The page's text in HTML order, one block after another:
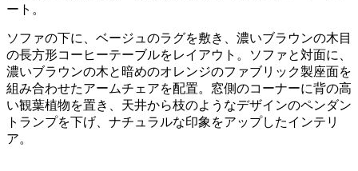
ート。
ソファの下に、ベージュのラグを敷き、濃いブラウンの木目
の長方形コーヒーテーブルをレイアウト。ソファと対面に、
濃いブラウンの木と暗めのオレンジのファブリック製座面を
組み合わせたアームチェアを配置。窓側のコーナーに背の高
い観葉植物を置き、天井から枝のようなデザインのペンダン
トランプを下げ、ナチュラルな印象をアップしたインテリ
ア。